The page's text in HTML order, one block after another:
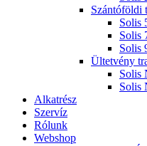
Szántóföldi
Solis
Solis
Solis
Ültetvény
Solis
Solis
Alkatrész
Szervíz
Rólunk
Webshop